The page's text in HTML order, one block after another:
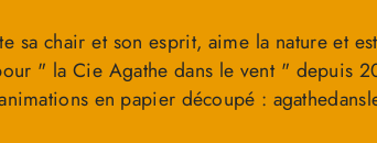
sa chair et son esprit, aime la nature et
" la Cie Agathe dans le vent " depuis
en papier découpé :